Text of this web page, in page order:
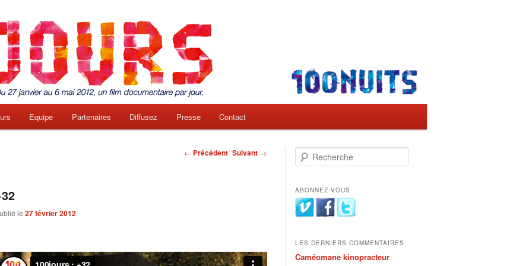
Equipe Partenaires Diffusez Presse Contact
Navigation des
← Précédent Suivant →
le 27 février 2012
Recherche
ABONNEZ-VOUS
LES DERNIERS COMMENTAIRES
Caméomane kinopracteur